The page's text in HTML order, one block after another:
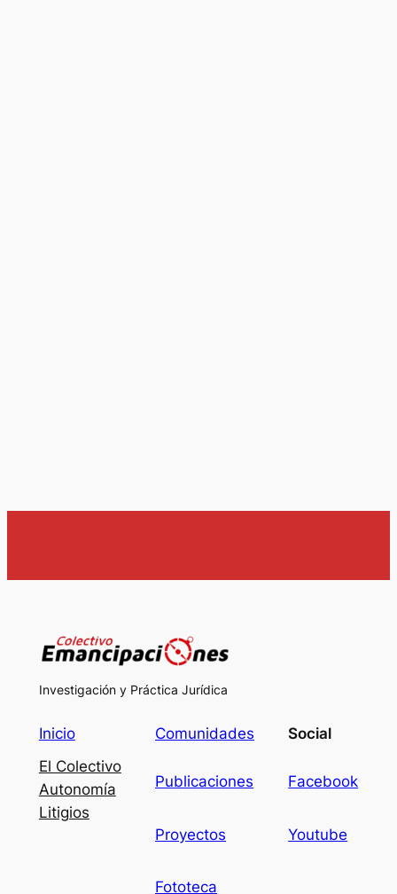
Investigación y Práctica Jurídica
Inicio
El Colectivo
Autonomía
Litigios
Comunidades
Publicaciones
Proyectos
Fototeca
Social
Facebook
Youtube